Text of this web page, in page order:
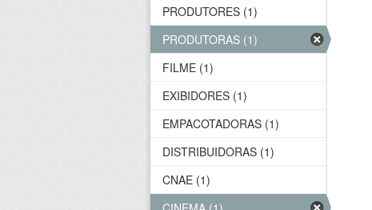
PRODUTORES (1)
PRODUTORAS (1)
FILME (1)
EXIBIDORES (1)
EMPACOTADORAS (1)
DISTRIBUIDORAS (1)
CNAE (1)